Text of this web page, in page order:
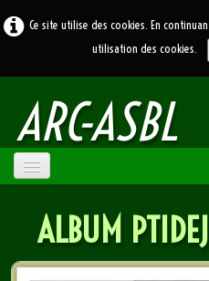
Ce site utilise des cookies. En
utilisation des cookies.
ARC-ASBL
ATELIERS
ALBUM